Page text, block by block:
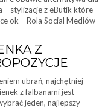
– stylizacje z eButik które
ok – Rola Social Mediów
Z
ubrań, najchętniej
z falbanami jest
jeden, najlepszy